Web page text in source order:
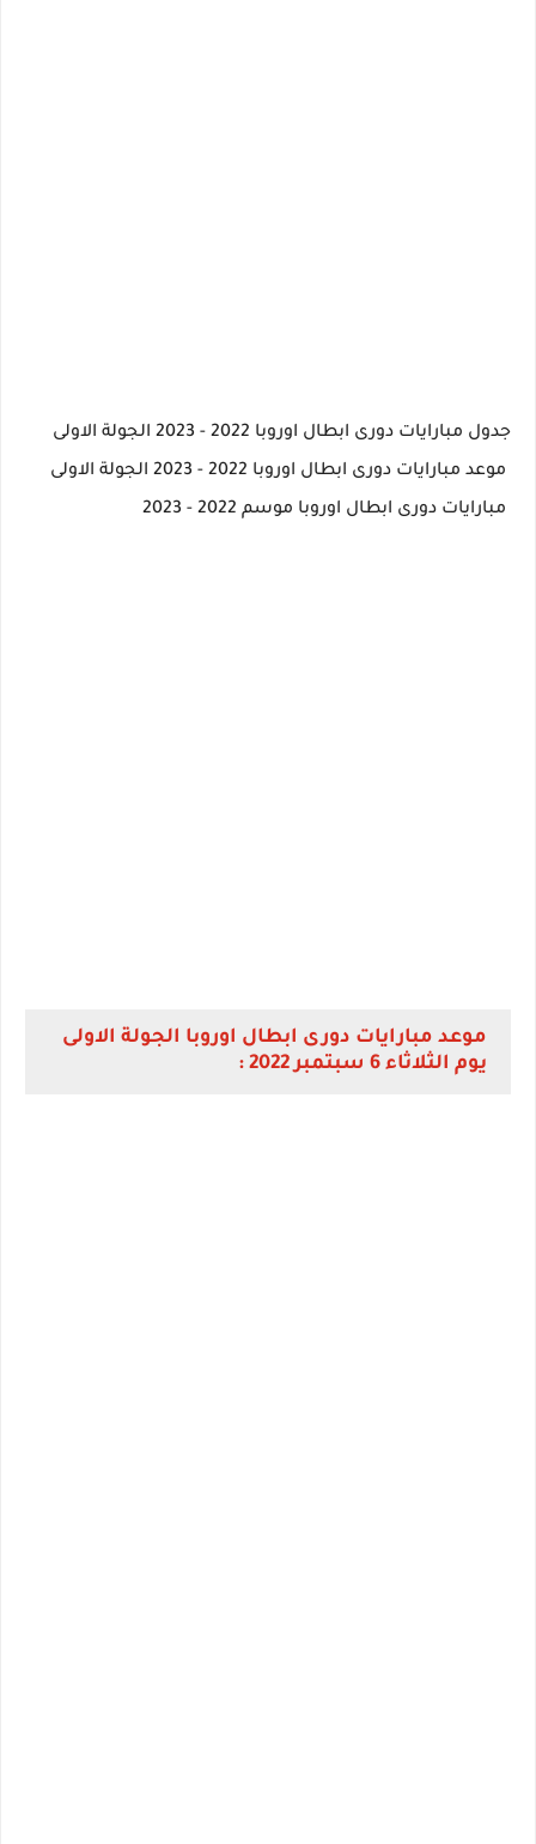
جدول مبارايات دورى ابطال اوروبا 2022 - 2023 الجولة الاولى
موعد مبارايات دورى ابطال اوروبا 2022 - 2023 الجولة الاولى
مبارايات دورى ابطال اوروبا موسم 2022 - 2023
موعد مبارايات دورى ابطال اوروبا الجولة الاولى
يوم الثلاثاء 6 سبتمبر 2022 :